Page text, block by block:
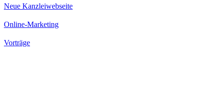
Neue Kanzleiwebseite
Online-Marketing
Vorträge